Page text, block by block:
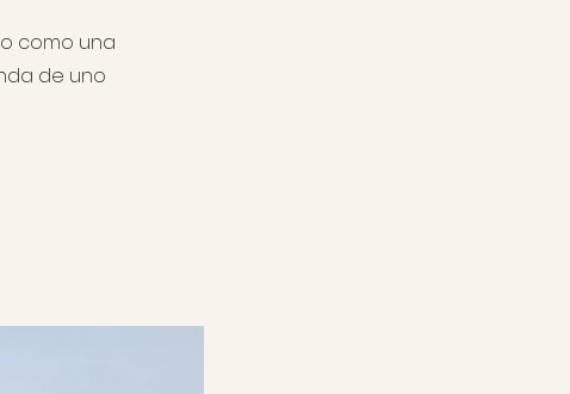
como una
de uno